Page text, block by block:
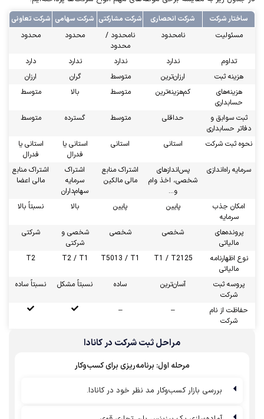
ساختار شرکت شرکت انحصاری شرکت مشارکتی شرکت سهامی شرکت تعاونی
مسئولیت
نامحدود
نامحدود /
محدود
محدود محدود
تداوم ندارد ندارد ندارد
دارد
هزینه ثبت
ارزان‌ترین متوسط گران
ارزان
هزینه‌های
حسابداری
کم‌هزینه‌ترین متوسط بالا متوسط
ثبت سوابق و
دفاتر حسابداری
حداقلی متوسط گسترده متوسط
نحوه ثبت شرکت استانی استانی
استانی یا
فدرال
استانی یا
فدرال
سرمایه راه‌اندازی
پس‌اندازهای
شخصی، اخذ وام
و…
اشتراک منابع
مالی مالکین
اشتراک
سرمایه
سهام‌داران
اشتراک منابع
مالی اعضا
امکان جذب
سرمایه
پایین پایین بالا نسبتاً بالا
پرونده‌های
مالیاتی
شخصی شخصی
شخصی و
شرکتی
شرکتی
نوع اظهارنامه
مالیاتی
T1 / T2125
T5013 / T1
T2 / T1
T2
پروسه ثبت
شرکت
آسان‌ترین ساده نسبتاً مشکل نسبتاً ساده
حفاظت از نام
شرکت
–
–
مراحل ثبت شرکت در کانادا
مرحله‌ اول: برنامه‌ریزی برای کسب‌وکار
بررسی بازار کسب‌وکار مد نظر خود در کانادا.